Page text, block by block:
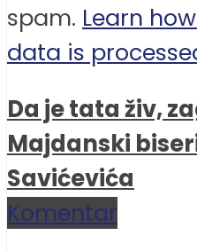
spam. Learn
data is
Da je tata živ,
Majdanski
Savićevića
Komentar